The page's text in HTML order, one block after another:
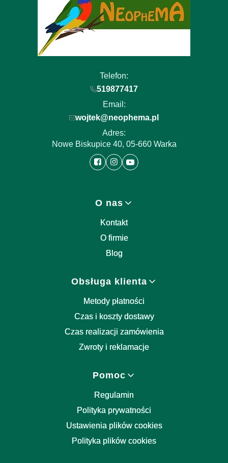
Telefon:
519877417
Email:
wojtek@neophema.pl
Adres:
Nowe Biskupice 40, 05-660 Warka
O nas
Kontakt
O firmie
Blog
Obsługa klienta
Metody płatności
Czas i koszty dostawy
Czas realizacji zamówienia
Zwroty i reklamacje
Pomoc
Regulamin
Polityka prywatności
Ustawienia plików cookies
Polityka plików cookies